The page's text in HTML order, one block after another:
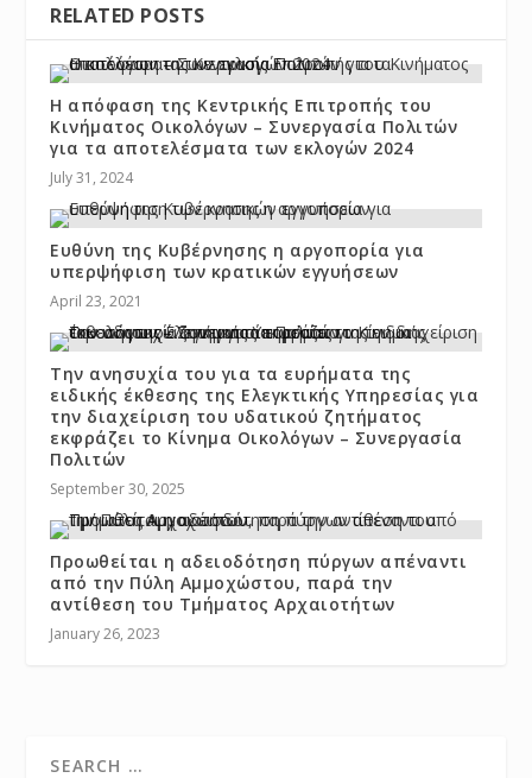
RELATED POSTS
Η απόφαση της Κεντρικής Επιτροπής του
Κινήματος Οικολόγων – Συνεργασία Πολιτών
για τα αποτελέσματα των εκλογών 2024
July 31, 2024
Ευθύνη της Κυβέρνησης η αργοπορία για
υπερψήφιση των κρατικών εγγυήσεων
April 23, 2021
Την ανησυχία του για τα ευρήματα της
ειδικής έκθεσης της Ελεγκτικής Υπηρεσίας για
την διαχείριση του υδατικού ζητήματος
εκφράζει το Κίνημα Οικολόγων – Συνεργασία
Πολιτών
September 30, 2025
Προωθείται η αδειοδότηση πύργων απέναντι
από την Πύλη Αμμοχώστου, παρά την
αντίθεση του Τμήματος Αρχαιοτήτων
January 26, 2023